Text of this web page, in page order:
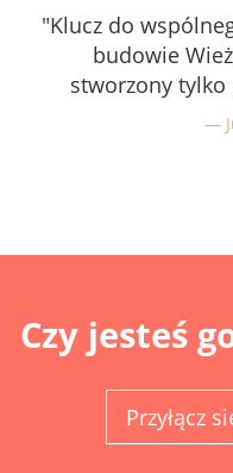
"Klucz do
budowie
stworzony tylko
Czy jesteś
Przyłącz